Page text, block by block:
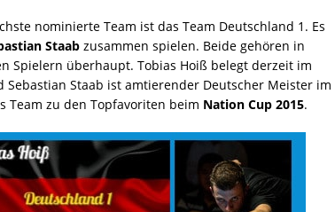
nominierte Team ist das Team Deutschland 1. Es
Staab zusammen spielen. Beide gehören in
Spielern überhaupt. Tobias Hoiß belegt derzeit im
Sebastian Staab ist amtierender Deutscher Meister im
Team zu den Topfavoriten beim Nation Cup 2015.